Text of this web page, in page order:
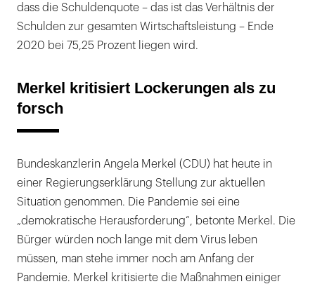
dass die Schuldenquote – das ist das Verhältnis der
Schulden zur gesamten Wirtschaftsleistung – Ende
2020 bei 75,25 Prozent liegen wird.
Merkel kritisiert Lockerungen als zu
forsch
Bundeskanzlerin Angela Merkel (CDU) hat heute in
einer Regierungserklärung Stellung zur aktuellen
Situation genommen. Die Pandemie sei eine
„demokratische Herausforderung“, betonte Merkel. Die
Bürger würden noch lange mit dem Virus leben
müssen, man stehe immer noch am Anfang der
Pandemie. Merkel kritisierte die Maßnahmen einiger